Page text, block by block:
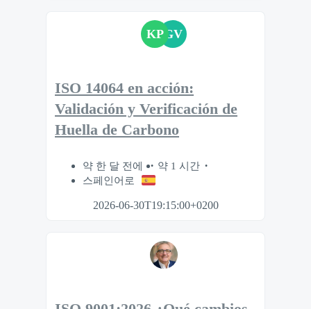
KPGV
ISO 14064 en acción:
Validación y Verificación de
Huella de Carbono
약 한 달 전에
약 1 시간
스페인어로
2026-06-30T19:15:00+0200